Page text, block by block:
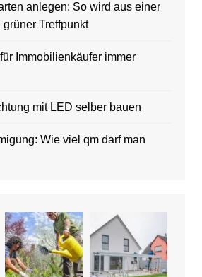
anlegen: So wird aus einer
Treffpunkt
Immobilienkäufer immer
mit LED selber bauen
Wie viel qm darf man